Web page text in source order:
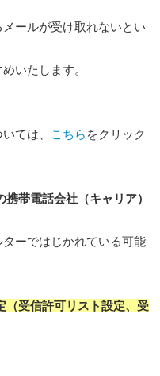
ールが受け取れないとい
めいたします。
ては、
こちら をクリック
帯電話会社（キャリア）
ーではじかれている可能
（受信許可リスト設定、受